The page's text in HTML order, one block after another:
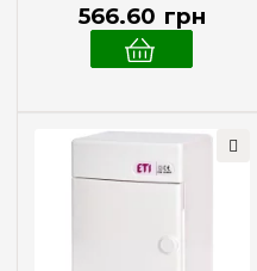
566.60 грн